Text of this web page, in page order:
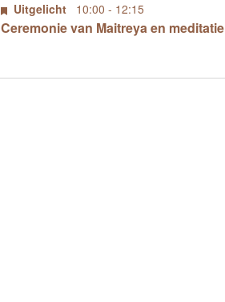
Ceremonie van Maitreya en meditatie
Uitgelicht 10:00 - 12:15